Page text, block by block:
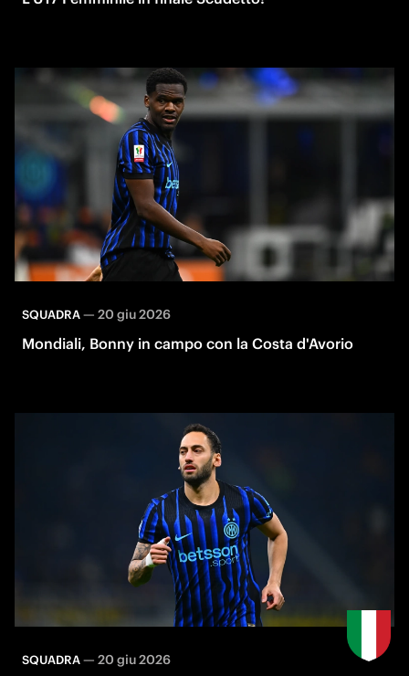
SQUADRA— 20 giu 2026
Mondiali, Bonny in campo con la Costa d'Avorio
SQUADRA— 20 giu 2026